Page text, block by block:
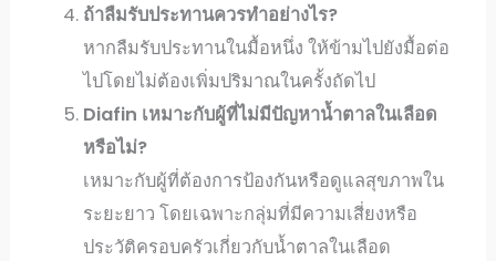
ถ้าลืมรับประทานควรทำอย่างไร?
หากลืมรับประทานในมื้อหนึ่ง ให้ข้ามไปยังมื้อต่อ
ไปโดยไม่ต้องเพิ่มปริมาณในครั้งถัดไป
Diafin เหมาะกับผู้ที่ไม่มีปัญหาน้ำตาลในเลือด
หรือไม่?
เหมาะกับผู้ที่ต้องการป้องกันหรือดูแลสุขภาพใน
ระยะยาว โดยเฉพาะกลุ่มที่มีความเสี่ยงหรือ
ประวัติครอบครัวเกี่ยวกับน้ำตาลในเลือด